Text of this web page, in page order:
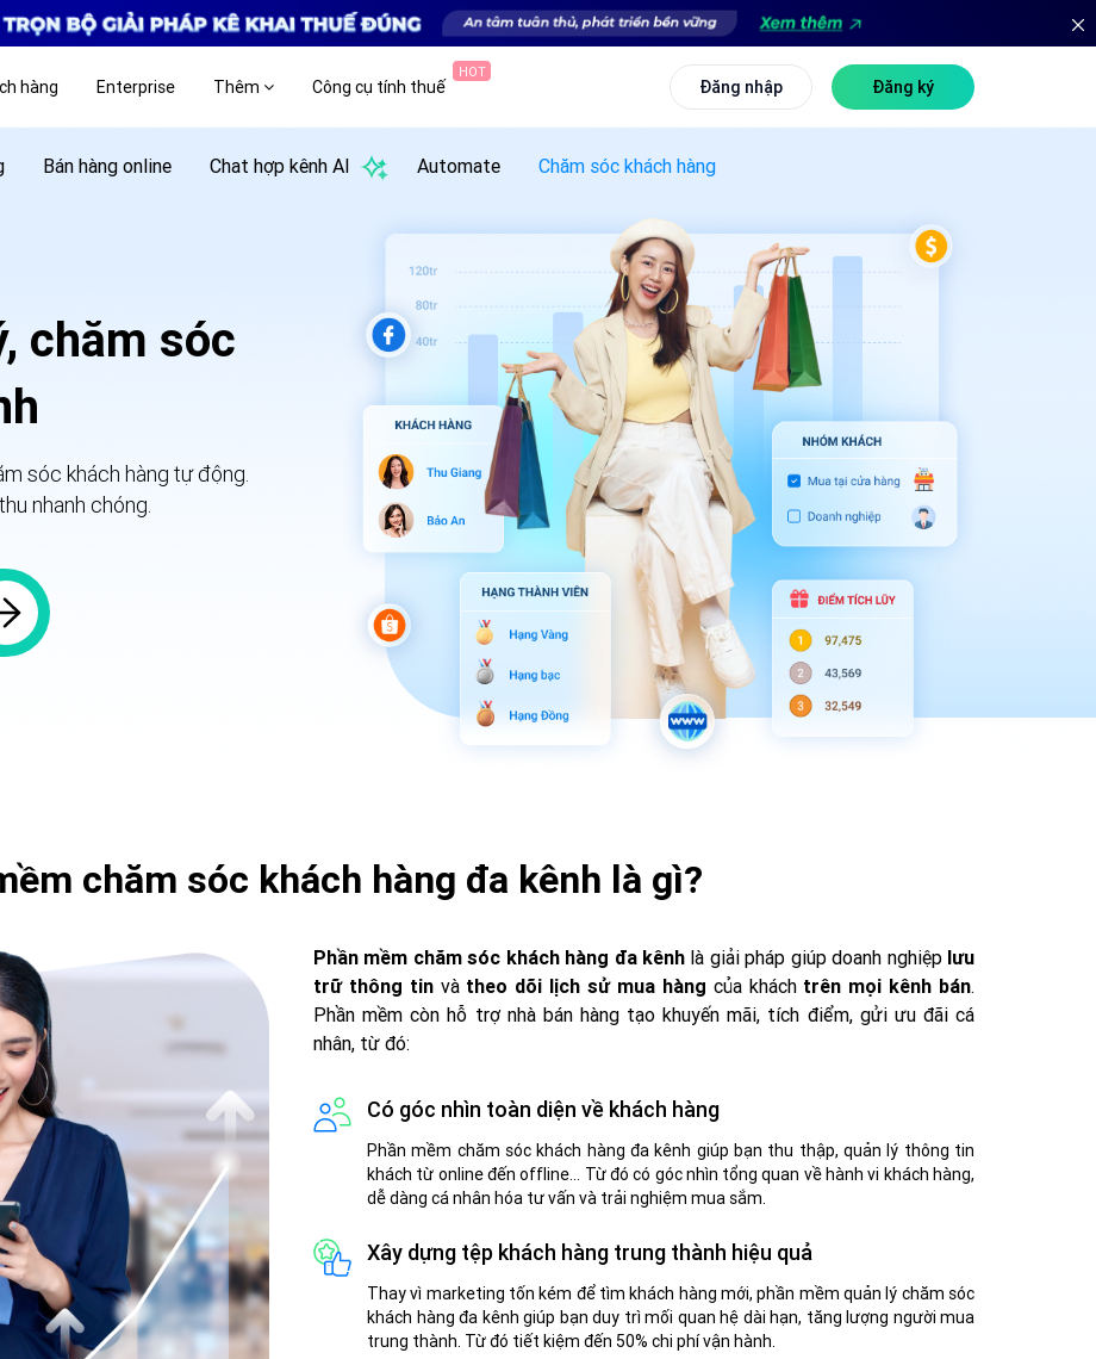
hàng Enterprise Thêm Công cụ tính thuế
HOT
Đăng nhập Đăng ký
Bán hàng online Chat hợp kênh AI Automate Chăm sóc khách hàng
chăm sóc
sóc khách hàng tự động.
nhanh chóng.
chăm sóc khách hàng đa kênh là gì?
Phần mềm chăm sóc khách hàng đa kênh là giải pháp giúp doanh nghiệp lưu
trữ thông tinvà theo dõi lịch sử mua hàng của khách trên mọi kênh bán.
Phần mềm còn hỗ trợ nhà bán hàng tạo khuyến mãi, tích điểm, gửi ưu đãi cá
nhân, từ đó:
Có góc nhìn toàn diện về khách hàng
Phần mềm chăm sóc khách hàng đa kênh giúp bạn thu thập, quản lý thông tin
khách từ online đến offline... Từ đó có góc nhìn tổng quan về hành vi khách hàng,
dễ dàng cá nhân hóa tư vấn và trải nghiệm mua sắm.
Xây dựng tệp khách hàng trung thành hiệu quả
Thay vì marketing tốn kém để tìm khách hàng mới, phần mềm quản lý chăm sóc
khách hàng đa kênh giúp bạn duy trì mối quan hệ dài hạn, tăng lượng người mua
trung thành. Từ đó tiết kiệm đến 50% chi phí vận hành.